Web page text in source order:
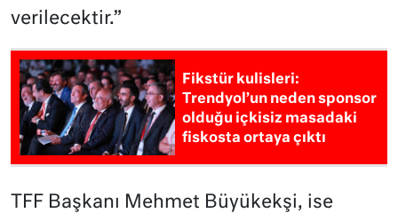
verilecektir.”
Fikstür kulisleri:
Trendyol’un neden sponsor
olduğu içkisiz masadaki
fiskosta ortaya çıktı
TFF Başkanı Mehmet Büyükekşi, ise